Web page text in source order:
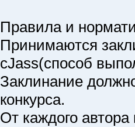
Правила и
Принимаются
cJass(способ
Заклинание
конкурса.
От каждого